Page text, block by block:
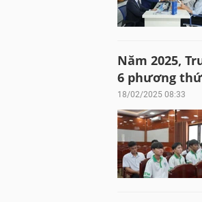
Năm 2025,
6 phương
18/02/2025 08:33